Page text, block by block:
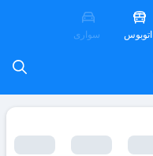
اتوبوس سواری